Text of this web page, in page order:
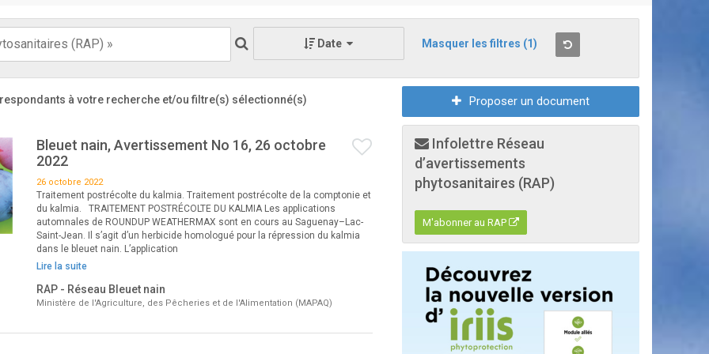
Date Masquer les filtres (1)
à votre recherche et/ou filtre(s) sélectionné(s)
Bleuet nain, Avertissement No 16, 26 octobre
2022
26 octobre 2022
Traitement postrécolte du kalmia. Traitement postrécolte de la comptonie et
du kalmia. TRAITEMENT POSTRÉCOLTE DU KALMIA Les applications
automnales de ROUNDUP WEATHERMAX sont en cours au Saguenay–Lac-
Saint-Jean. Il s’agit d’un herbicide homologué pour la répression du kalmia
dans le bleuet nain. L’application
Lire la suite
RAP - Réseau Bleuet nain
Ministère de l'Agriculture, des Pêcheries et de l'Alimentation (MAPAQ)
Proposer un document
Infolettre Réseau
d’avertissements
phytosanitaires (RAP)
M'abonner au RAP